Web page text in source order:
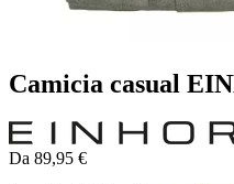
Camicia casual
Da 89,95 €